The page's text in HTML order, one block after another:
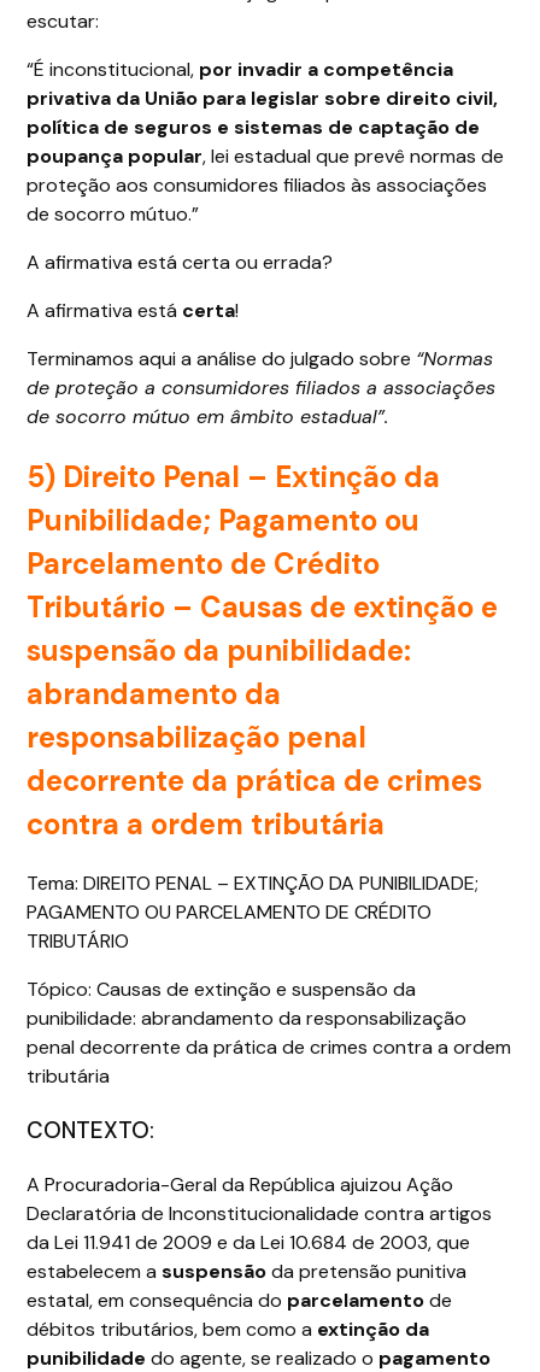
escutar:
“É inconstitucional, por invadir a competência
privativa da União para legislar sobre direito civil,
política de seguros e sistemas de captação de
poupança popular, lei estadual que prevê normas de
proteção aos consumidores filiados às associações
de socorro mútuo.”
A afirmativa está certa ou errada?
A afirmativa está certa!
Terminamos aqui a análise do julgado sobre “Normas
de proteção a consumidores filiados a associações
de socorro mútuo em âmbito estadual”.
5) Direito Penal – Extinção da
Punibilidade; Pagamento ou
Parcelamento de Crédito
Tributário – Causas de extinção e
suspensão da punibilidade:
abrandamento da
responsabilização penal
decorrente da prática de crimes
contra a ordem tributária
Tema: DIREITO PENAL – EXTINÇÃO DA PUNIBILIDADE;
PAGAMENTO OU PARCELAMENTO DE CRÉDITO
TRIBUTÁRIO
Tópico: Causas de extinção e suspensão da
punibilidade: abrandamento da responsabilização
penal decorrente da prática de crimes contra a ordem
tributária
CONTEXTO:
A Procuradoria-Geral da República ajuizou Ação
Declaratória de Inconstitucionalidade contra artigos
da Lei 11.941 de 2009 e da Lei 10.684 de 2003, que
estabelecem asuspensãoda pretensão punitiva
estatal, em consequência do parcelamentode
débitos tributários, bem como a extinção da
punibilidade do agente, se realizado o pagamento